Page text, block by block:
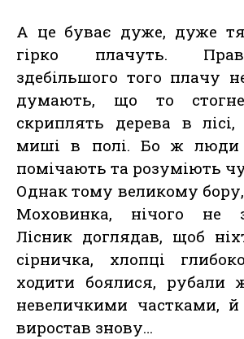
А це буває дуже, дуже
гірко плачуть.
здебільшого того плачу
думають, що то
скриплять дерева в
миші в полі. Бо ж люди
помічають та розуміють
Однак тому великому
Моховинка, нічого не
Лісник доглядав, щоб
сірничка, хлопці
ходити боялися, рубали
невеличкими частками,
виростав знову…